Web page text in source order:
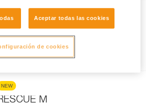
S
ligera y ultracompacta de alto
NEW
M
Aceptar todas las cookies
de cookies